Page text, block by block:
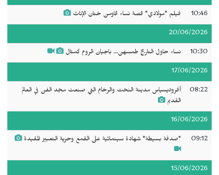
10:46 فيلم "مولادي" قصة نساء قاومن ختان الإناث
20/06/2026
10:30 نساء حاول التاريخ طمسهن... باجيان الروم كمثال
17/06/2026
08:22
أفروديسياس مدينة النحت والرخام التي صنعت مجد الفن في العالم
القديم
16/06/2026
09:12 "صدفة بسيطة" شهادة سينمائية على القمع وحرية التعبير المقيدة
15/06/2026